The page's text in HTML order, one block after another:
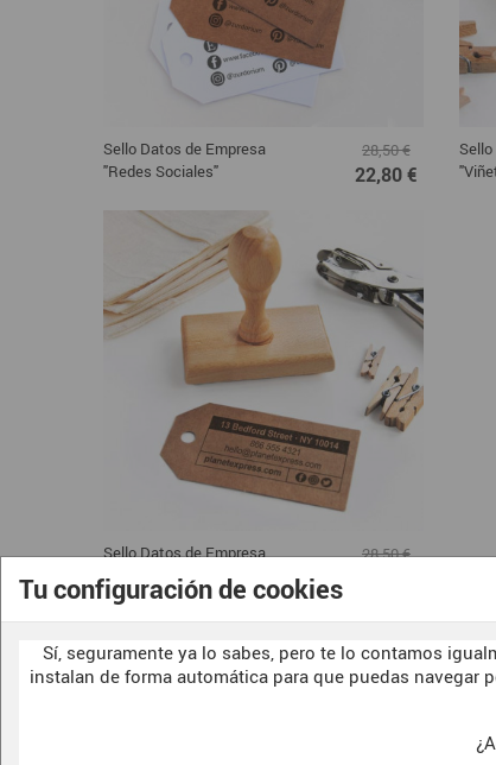
Tu configuración de cookies
Sí, seguramente ya lo sabes, pero te lo contamos
instalan de forma automática para que puedas
Sello Datos de Empresa
"Redes Sociales"
28,50 €
22,80 €
Sello Datos de Empresa
"Dirección Postal Minimal"
28,50 €
Mostrando 1-9 de 9 artículo(s)